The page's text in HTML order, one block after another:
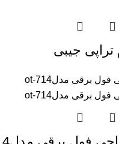
تراپی جیبی